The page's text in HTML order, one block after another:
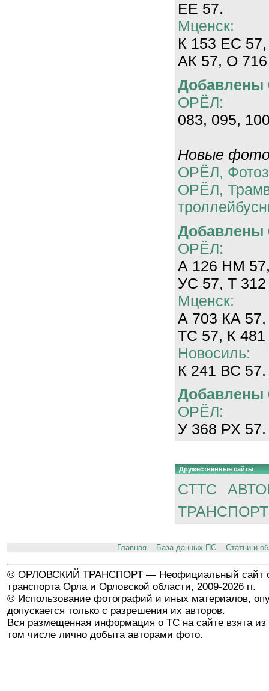
ЕЕ 57.
Мценск:
К 153 ЕС
АК 57, О
Добавлены
ОРЁЛ:
083, 095,
Новые
ОРЁЛ,
ОРЁЛ,
Добавлены
ОРЁЛ:
А 126 НМ
УС 57, Т
Мценск:
А 703 КА
ТС 57, К
Новосиль:
К 241 ВС 57.
Добавлены
ОРЁЛ:
У 368 РХ 57.
Дружественные сайты
СТТС
ТРАНСПОРТ
Главная База данных ПС Статьи и
© ОРЛОВСКИЙ ТРАНСПОРТ — Неофициальный сайт
транспорта Орла и Орловской области, 2009-2026 гг.
© Использование фотографий и иных материалов,
допускается только с разрешения их авторов.
Вся размещенная информация о ТС на сайте взята из
том числе лично добыта авторами фото.